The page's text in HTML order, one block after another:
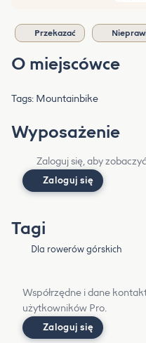
Przekazać
O miejscówce
Tags: Mountainbike
Wyposażenie
Zaloguj się, aby
Zaloguj się
Tagi
Dla rowerów górskich
Współrzędne i dane
użytkowników Pro.
Zaloguj się